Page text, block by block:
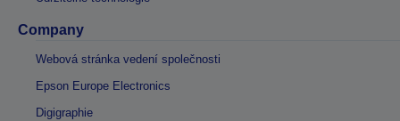
Company
Webová stránka vedení společnosti
Epson Europe Electronics
Digigraphie